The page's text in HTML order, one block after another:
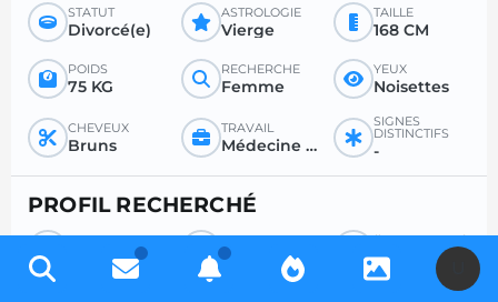
STATUT
Divorcé(e)
ASTROLOGIE
Vierge
TAILLE
168 CM
POIDS
75 KG
RECHERCHE
Femme
YEUX
Noisettes
CHEVEUX
Bruns
TRAVAIL
Médecine générale ou spécialisée
SIGNES
DISTINCTIFS
-
PROFIL RECHERCHÉ
RECHERCHE
Homme
POUR
Sexe
ÂGE SOUHAITÉ